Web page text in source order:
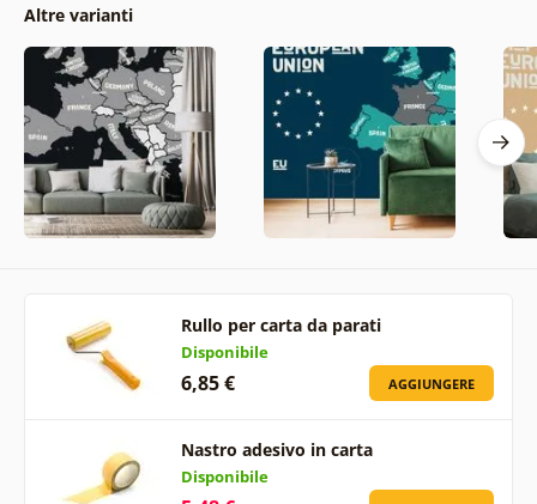
Altre varianti
Rullo per carta da parati
Disponibile
6,85 € AGGIUNGERE
Nastro adesivo in carta
Disponibile